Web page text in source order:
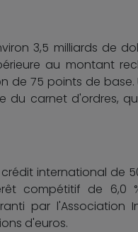
3,5 milliards de
au montant
de 75 points de
du carnet d'ordres,
international de
compétitif de 6,0
par l'Association
d'euros.